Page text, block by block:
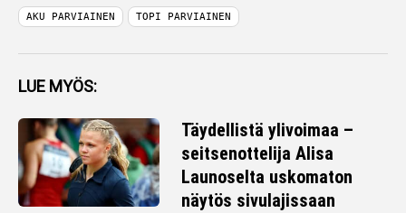
AKU PARVIAINEN TOPI PARVIAINEN
LUE MYÖS:
Täydellistä ylivoimaa –
seitsenottelija Alisa
Launoselta uskomaton
näytös sivulajissaan